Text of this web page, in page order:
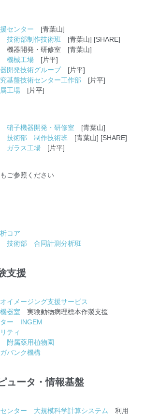
センター [青葉山]
技術部制作技術班 [青葉山] [SHARE]
機器開発・研修室 [青葉山]
機械工場 [片平]
開発技術グループ[片平]
基盤技術センター工作部 [片平]
工場 [片平]
硝子機器開発・研修室 [青葉山]
技術部 制作技術班 [青葉山] [SHARE]
ガラス工場 [片平]
もご参照ください
コア
技術部 合同計測分析班
支援
イメージング支援サービス
器室 実験動物病理標本作製支援
ター INGEM
ティ
附属薬用植物園
バンク機構
ュータ・情報基盤
ンター 大規模科学計算システム
利用